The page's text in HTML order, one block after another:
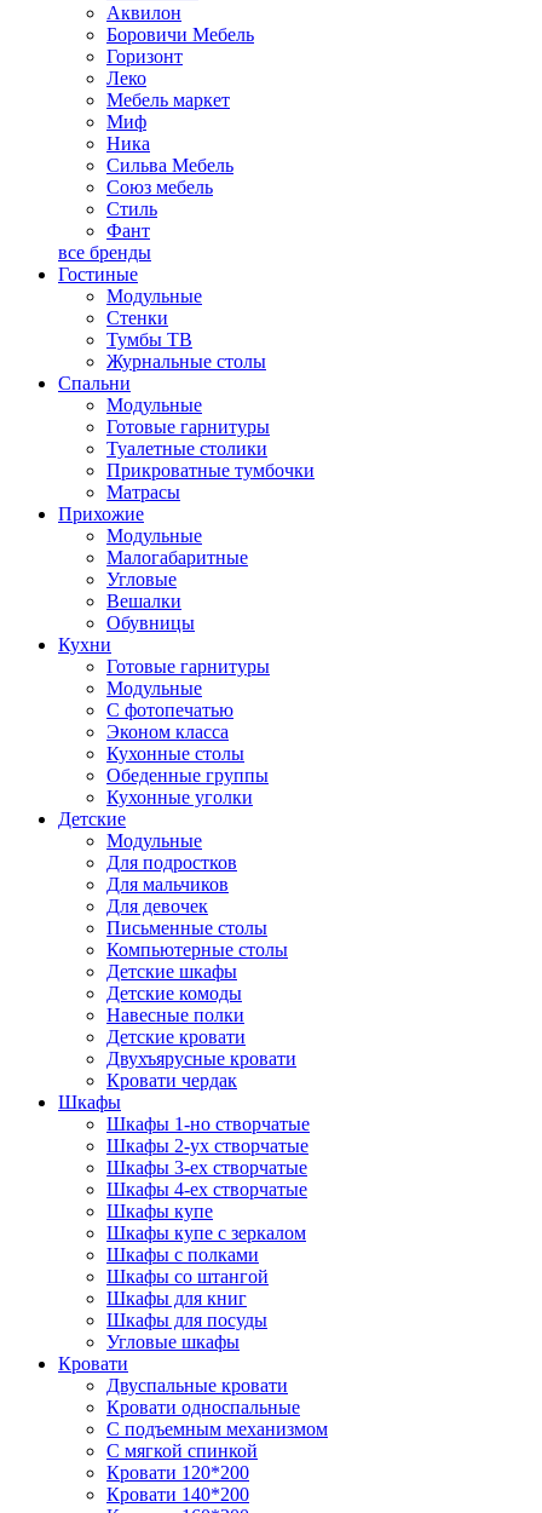
Аквилон
Боровичи Мебель
Горизонт
Леко
Мебель маркет
Миф
Ника
Сильва Мебель
Союз мебель
Стиль
Фант
все бренды
Гостиные
Модульные
Стенки
Тумбы ТВ
Журнальные столы
Спальни
Модульные
Готовые гарнитуры
Туалетные столики
Прикроватные тумбочки
Матрасы
Прихожие
Модульные
Малогабаритные
Угловые
Вешалки
Обувницы
Кухни
Готовые гарнитуры
Модульные
С фотопечатью
Эконом класса
Кухонные столы
Обеденные группы
Кухонные уголки
Детские
Модульные
Для подростков
Для мальчиков
Для девочек
Письменные столы
Компьютерные столы
Детские шкафы
Детские комоды
Навесные полки
Детские кровати
Двухъярусные кровати
Кровати чердак
Шкафы
Шкафы 1-но створчатые
Шкафы 2-ух створчатые
Шкафы 3-ех створчатые
Шкафы 4-ех створчатые
Шкафы купе
Шкафы купе с зеркалом
Шкафы с полками
Шкафы со штангой
Шкафы для книг
Шкафы для посуды
Угловые шкафы
Кровати
Двуспальные кровати
Кровати односпальные
С подъемным механизмом
С мягкой спинкой
Кровати 120*200
Кровати 140*200